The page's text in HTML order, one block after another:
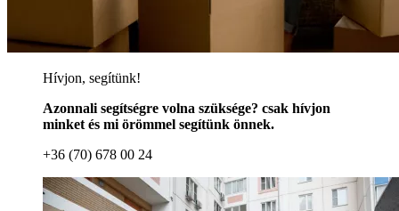
Hívjon, segítünk!
Azonnali segítségre volna szüksége? csak hívjon
minket és mi örömmel segítünk önnek.
+36 (70) 678 00 24